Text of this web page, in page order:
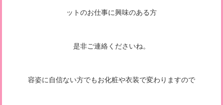
ットのお仕事に興味のある方
是非ご連絡くださいね。
容姿に自信ない方でもお化粧や衣装で変わりますので